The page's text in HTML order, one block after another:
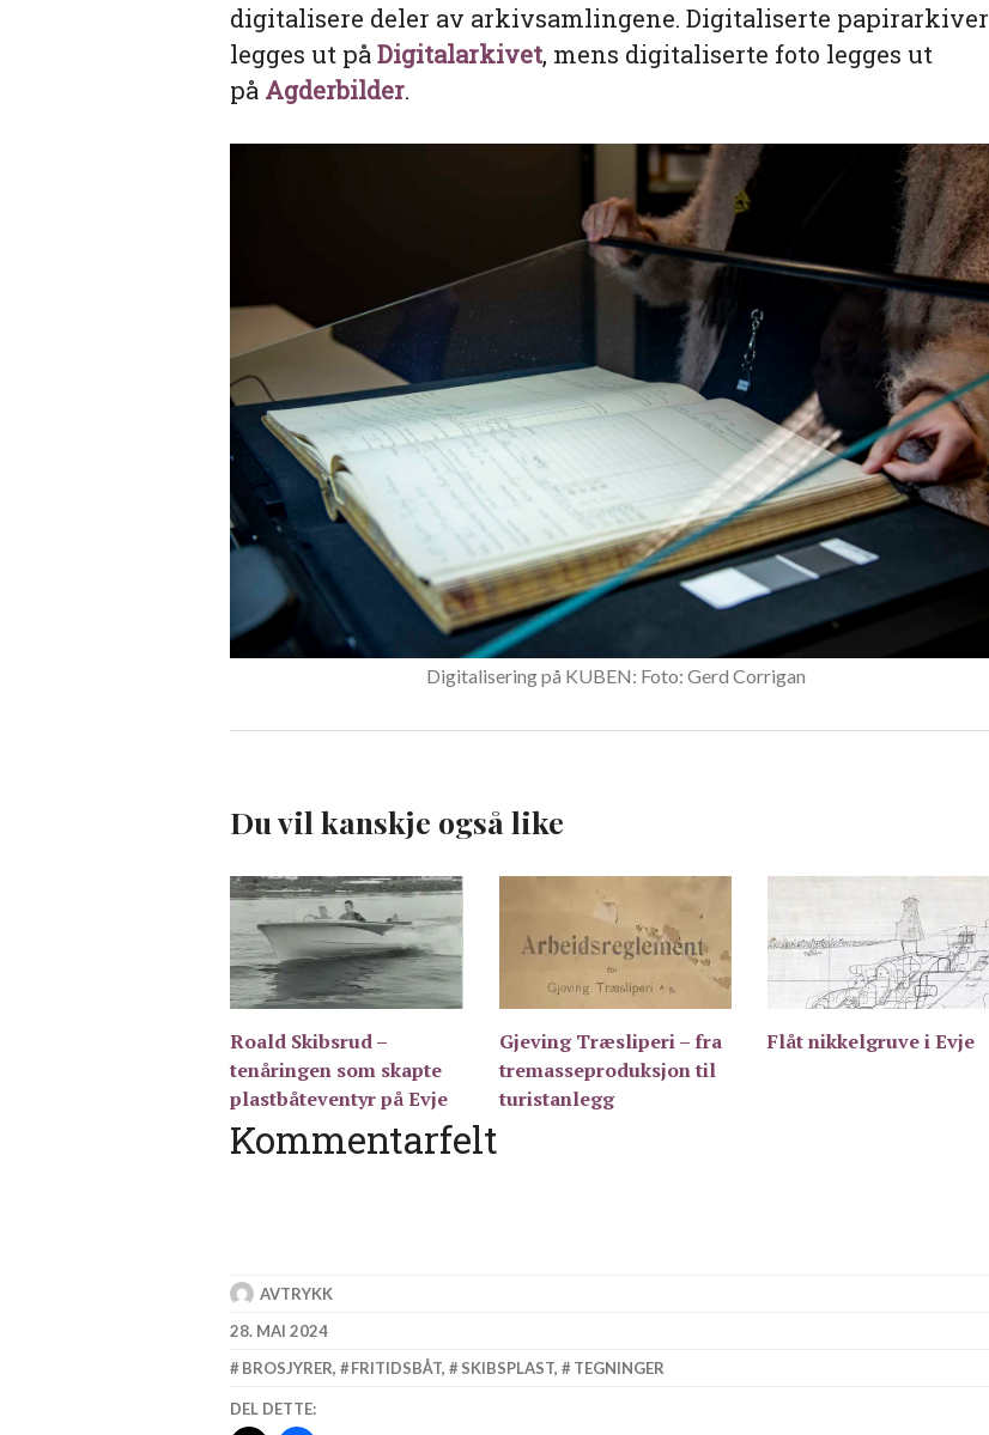
digitalisere deler av arkivsamlingene. Digitaliserte papirarkiver
legges ut påDigitalarkivet, mens digitaliserte foto legges ut
på Agderbilder.
Digitalisering på KUBEN: Foto: Gerd Corrigan
Du vil kanskje også like
Roald Skibsrud –
tenåringen som skapte
plastbåteventyr på Evje
Gjeving Træsliperi – fra
tremasseproduksjon til
turistanlegg
Flåt nikkelgruve i Evje
Kommentarfelt
AVTRYKK
28. MAI 2024
BROSJYRER, FRITIDSBÅT, SKIBSPLAST, TEGNINGER
DEL DETTE: